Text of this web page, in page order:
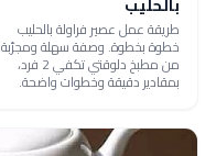
طريقة عمل عصير فراولة بالحليب
خطوة بخطوة. وصفة سهلة ومجرّبة
من مطبخ دلوقتي تكفي 2 فرد،
بمقادير دقيقة وخطوات واضحة.